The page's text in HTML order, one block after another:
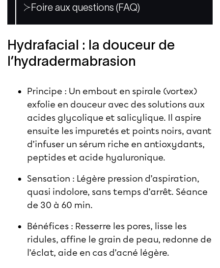
Foire aux questions (FAQ)
Hydrafacial : la douceur de
l’hydradermabrasion
Principe : Un embout en spirale (vortex)
exfolie en douceur avec des solutions aux
acides glycolique et salicylique. Il aspire
ensuite les impuretés et points noirs, avant
d’infuser un sérum riche en antioxydants,
peptides et acide hyaluronique.
Sensation : Légère pression d’aspiration,
quasi indolore, sans temps d’arrêt. Séance
de 30 à 60 min.
Bénéfices : Resserre les pores, lisse les
ridules, affine le grain de peau, redonne de
l’éclat, aide en cas d’acné légère.